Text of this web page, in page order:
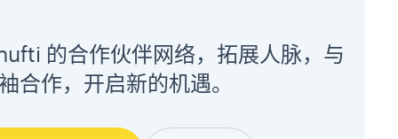
的合作伙伴网络，拓展人脉，与
合作，开启新的机遇。